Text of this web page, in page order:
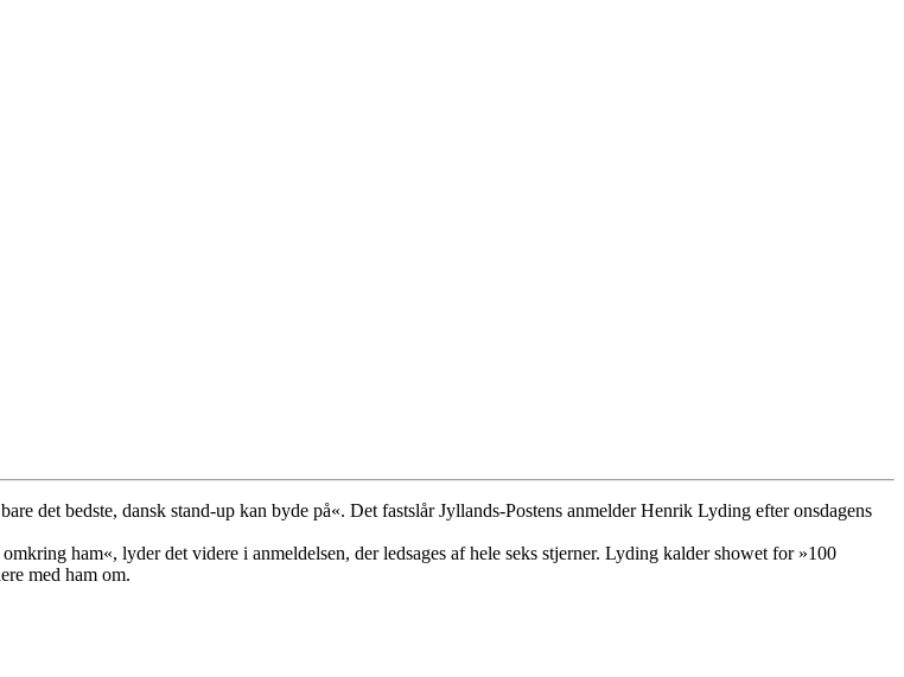
det bedste, dansk stand-up kan byde på«. Det fastslår Jyllands-Postens anmelder Henrik Lyding efter onsdagens
ham«, lyder det videre i anmeldelsen, der ledsages af hele seks stjerner. Lyding kalder showet for »100
med ham om.